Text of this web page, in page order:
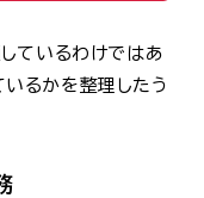
ているわけではあ
るかを整理したう